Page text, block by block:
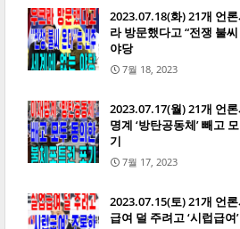
2023.07.18(화) 21개 언
라 방문했다고 “전쟁 불
야당
7월 18, 2023
2023.07.17(월) 21개 언
명계 ‘방탄공동체’ 빼고
기
7월 17, 2023
2023.07.15(토) 21개 언
급여 덜 주려고 ‘시럽급